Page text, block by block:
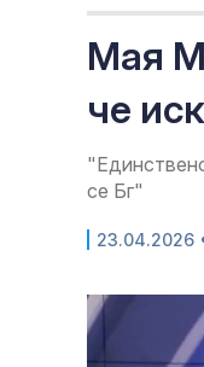
Мая
че
се Бг"
23.04.2026